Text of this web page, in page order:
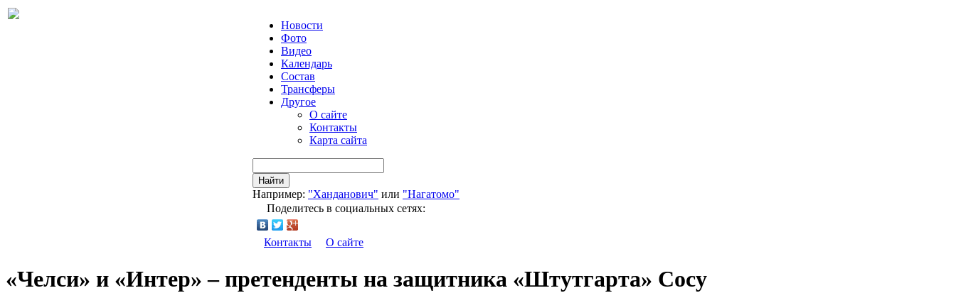
Новости
Фото
Видео
Календарь
Состав
Трансферы
Другое
О сайте
Контакты
Карта сайта
Найти
Например: "Ханданович" или "Нагатомо"
Поделитесь в социальных сетях:
Контакты О сайте
«Челси» и «Интер» – претенденты на защитника «Штутгарта» Сосу